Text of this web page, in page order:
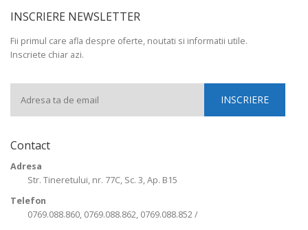
INSCRIERE NEWSLETTER
Fii primul care afla despre oferte, noutati si informatii utile.
Inscriete chiar azi.
Contact
Adresa
Str. Tineretului, nr. 77C, Sc. 3, Ap. B15
Telefon
0769.088.860, 0769.088.862, 0769.088.852 /